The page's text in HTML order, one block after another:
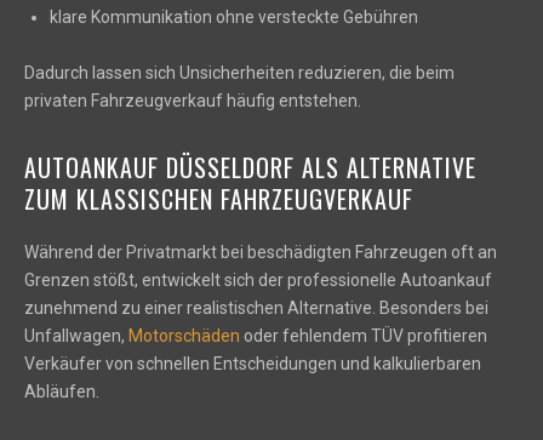
klare Kommunikation ohne versteckte Gebühren
Dadurch lassen sich Unsicherheiten reduzieren, die beim
privaten Fahrzeugverkauf häufig entstehen.
AUTOANKAUF DÜSSELDORF ALS ALTERNATIVE
ZUM KLASSISCHEN FAHRZEUGVERKAUF
Während der Privatmarkt bei beschädigten Fahrzeugen oft an
Grenzen stößt, entwickelt sich der professionelle Autoankauf
zunehmend zu einer realistischen Alternative. Besonders bei
Unfallwagen, Motorschäden oder fehlendem TÜV profitieren
Verkäufer von schnellen Entscheidungen und kalkulierbaren
Abläufen.